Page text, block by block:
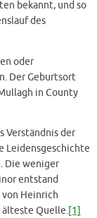
bekannt, und so
des
oder
Der Geburtsort
in County
Verständnis der
Leidensgeschichte
Die weniger
entstand
Heinrich
älteste Quelle. [1]